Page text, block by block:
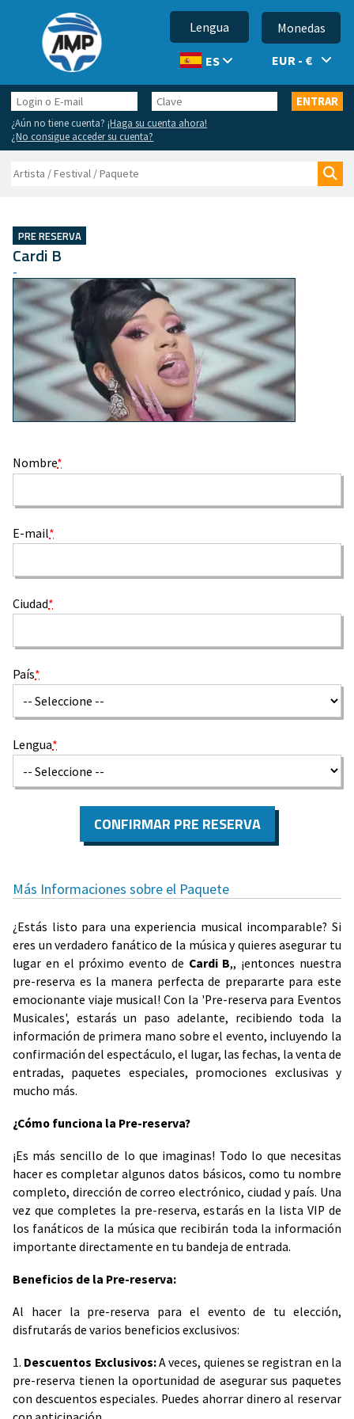
Lengua
ES
Monedas
EUR - €
Login
o
E-
mail
Clave ENTRAR
¿Aún no tiene cuenta?¡Haga su cuenta ahora!
¿No consigue acceder su cuenta?
Buscar
PRE RESERVA
Cardi B
-
Nombre*
E-mail*
Ciudad*
País*
Lengua*
CONFIRMAR PRE RESERVA
Más Informaciones sobre el Paquete
¿Estás listo para una experiencia musical incomparable? Si
eres un verdadero fanático de la música y quieres asegurar tu
lugar en el próximo evento de Cardi B,, ¡entonces nuestra
pre-reserva es la manera perfecta de prepararte para este
emocionante viaje musical! Con la 'Pre-reserva para Eventos
Musicales', estarás un paso adelante, recibiendo toda la
información de primera mano sobre el evento, incluyendo la
confirmación del espectáculo, el lugar, las fechas, la venta de
entradas, paquetes especiales, promociones exclusivas y
mucho más.
¿Cómo funciona la Pre-reserva?
¡Es más sencillo de lo que imaginas! Todo lo que necesitas
hacer es completar algunos datos básicos, como tu nombre
completo, dirección de correo electrónico, ciudad y país. Una
vez que completes la pre-reserva, estarás en la lista VIP de
los fanáticos de la música que recibirán toda la información
importante directamente en tu bandeja de entrada.
Beneficios de la Pre-reserva:
Al hacer la pre-reserva para el evento de tu elección,
disfrutarás de varios beneficios exclusivos:
1. Descuentos Exclusivos:A veces, quienes se registran en la
pre-reserva tienen la oportunidad de asegurar sus paquetes
con descuentos especiales. Puedes ahorrar dinero al reservar